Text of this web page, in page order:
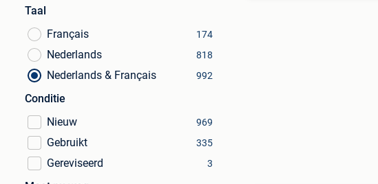
Taal
Français
174
Nederlands 818
Nederlands & Français 992
Conditie
Nieuw
969
Gebruikt 335
Gereviseerd 3